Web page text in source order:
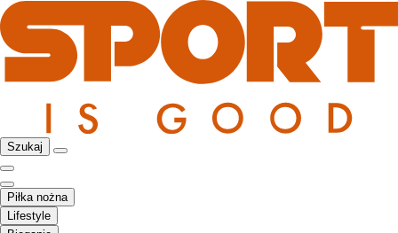
Szukaj
Piłka nożna
Lifestyle